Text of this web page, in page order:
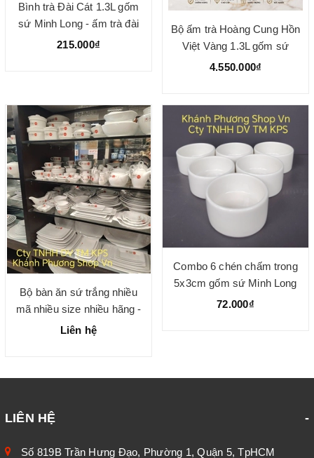
Bình trà Đài Cát 1.3L gốm
sứ Minh Long - ấm trà đài
cát minh long
215.000₫
Bộ ấm trà Hoàng Cung Hồn
Việt Vàng 1.3L gốm sứ
Minh Long
4.550.000₫
Bộ bàn ăn sứ trắng nhiều
mã nhiều size nhiều hãng -
gốm sứ chính hãng cao cấp
Liên hệ
Combo 6 chén chấm trong
5x3cm gốm sứ Minh Long
72.000₫
LIÊN HỆ
Số 819B Trần Hưng Đạo, Phường 1, Quận 5, TpHCM